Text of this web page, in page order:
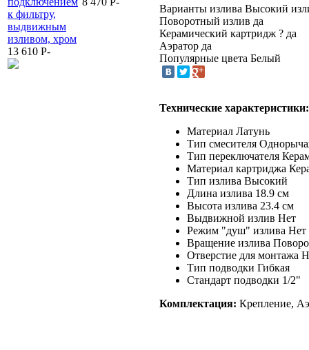
к фильтру,
выдвижным
изливом, хром
13 610 P-
к фильтру,
бежевый
матовый
13 610P-
8 580P-
Варианты излива Высокий
Поворотный излив да
Керамический картридж ? да
Аэратор да
Популярные цвета Белый
Технические характеристики:
Материал Латунь
Тип смесителя
Тип переключателя
Материал картриджа
Тип излива Высокий
Длина излива 18.9 см
Высота излива 23.4 см
Выдвижной излив Нет
Режим "душ" излива Нет
Вращение излива
Отверстие для монтажа
Тип подводки Гибкая
Стандарт подводки 1/2"
Комплектация: Крепление,